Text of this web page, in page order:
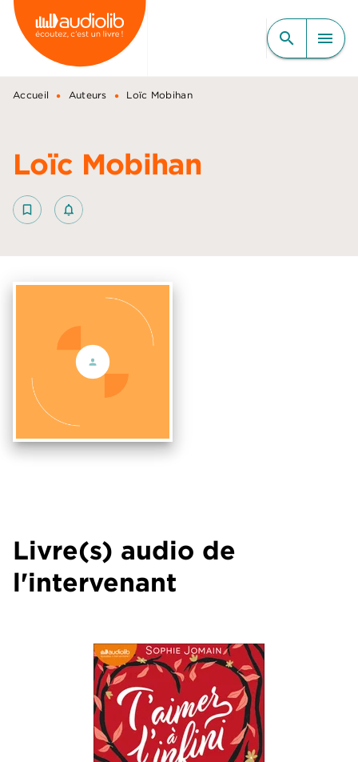
MENU RECHERCHE
CONTENU
PIED DE PAGE
search menu
Accueil • Auteurs • Loïc Mobihan
Loïc Mobihan
bookmark_border notifications_none_outlined
Livre(s) audio de
l'intervenant